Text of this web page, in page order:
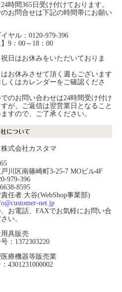
時間365日受け付けております。
お問合せは下記の時間帯にお願い
ヤル：0120-979-396
9：00～18：00
日はお休みをいただいておりま
お休みさせて頂く週もございます
くはカレンダーをご確認くださ
のお問い合わせは24時間受け付け
が、ご返信は翌営業日となること
すので、ご了承ください。
式会社カスタマ
川区南篠崎町3-25-7 MOビル4F
979-396
8595
任者:大谷(WebShop事業部)
net.jp
お電話、FAXでお気軽にお問い合
い。
具販売
：1372303220
療機器等販売業
4301231000002